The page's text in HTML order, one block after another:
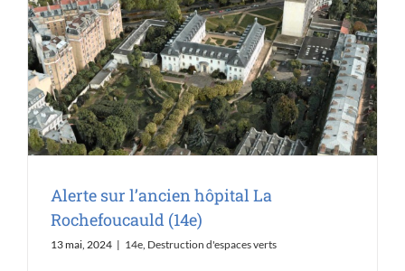
Alerte sur l’ancien hôpital La
Rochefoucauld (14e)
13 mai, 2024 | 14e, Destruction d'espaces verts